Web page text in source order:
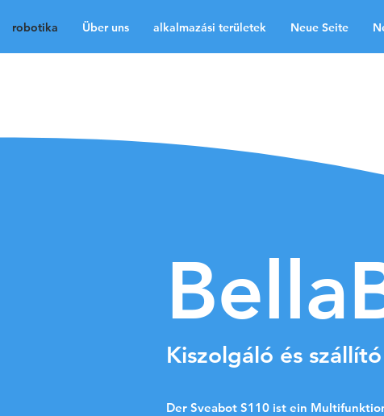
robotika Über uns alkalmazási területek Neue Seite
Kiszolgáló és
Der Sveabot S110 ist ein